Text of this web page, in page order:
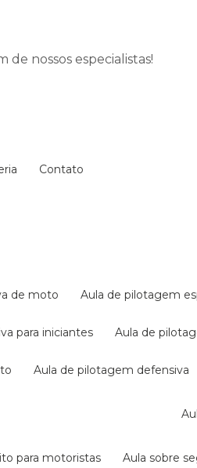
nossos especialistas!
Contato
de moto aula de pilotagem
para iniciantes aula de
aula de pilotagem defensiva
para motoristas aula sobre